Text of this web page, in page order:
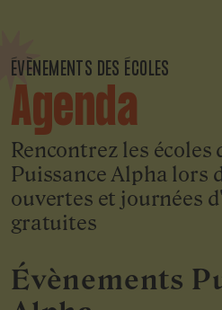
ÉVÈNEMENTS DES ÉCOLES
Agenda
Rencontrez les
Puissance Alpha lors
ouvertes et journées
gratuites
Évènements